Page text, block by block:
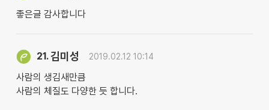
좋은글 감사합니다
21.김미성 2019.02.12 10:14
사람의 생김새만큼
사람의 체질도 다양한 듯 합니다.